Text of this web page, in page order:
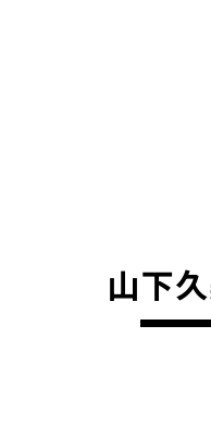
山下